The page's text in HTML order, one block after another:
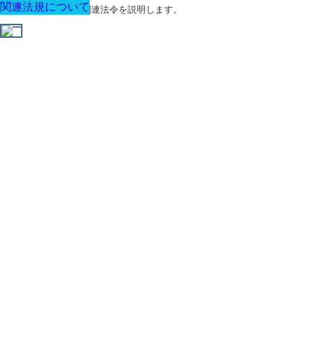
建築に関する用語と関連法令を説明します。
関連法規について
関連法規について
関連法規について
関連法規について
関連法規について
関連法規について
関連法規について